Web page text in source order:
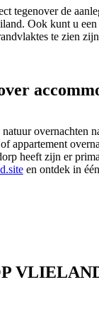
tegenover de
Ook kunt u
te zien
overnachten
appartement
heeft zijn er
en ontdek in